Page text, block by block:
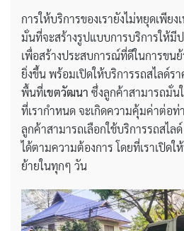
การให้บริการของเรายังไม่หยุดเพียง
มั่นที่จะสร้างรูปแบบการบริการให้มี
เพื่อสร้างประสบการณ์ที่ดีในการขน
ยิ่งขึ้น พร้อมเปิดให้บริการรถสไลด์ร
พื้นที่เขตวัฒนา ซึ่งลูกค้าสามารถมั่น
ที่เรากำหนด จะเกิดความคุ้มค่าต่อ
ลูกค้าสามารถเลือกใช้บริการรถสไล
ได้ตามความต้องการ โดยที่เราเปิด
ย้ายในทุกๆ วัน